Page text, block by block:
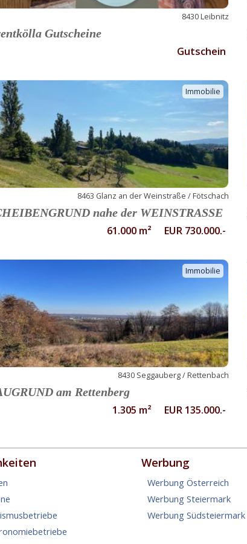
8430 Leibnitz
Gutscheine
Gutschein
Immobilie
8463 Glanz an der Weinstraße / Fötschach
nahe der WEINSTRASSE
61.000 m² EUR 730.000.-
Immobilie
8430 Seggauberg / Rettenbach
am Rettenberg
1.305 m² EUR 135.000.-
Werbung
Werbung Österreich
Werbung Steiermark
Werbung Südsteiermark